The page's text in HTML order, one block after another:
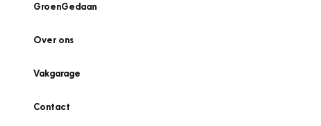
GroenGedaan
Over ons
Vakgarage
Contact